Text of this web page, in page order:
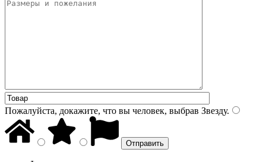
Пожалуйста, докажите, что вы человек, выбрав Звезду.